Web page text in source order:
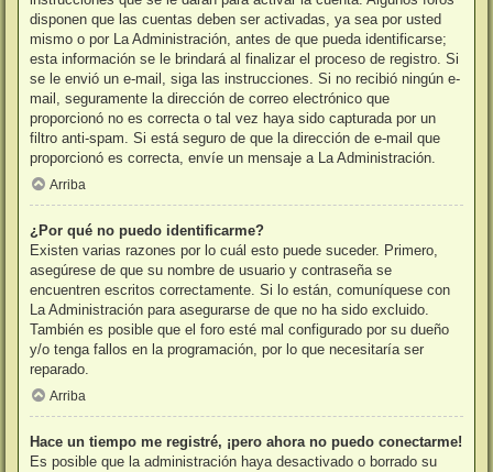
disponen que las cuentas deben ser activadas, ya sea por usted
mismo o por La Administración, antes de que pueda identificarse;
esta información se le brindará al finalizar el proceso de registro. Si
se le envió un e-mail, siga las instrucciones. Si no recibió ningún e-
mail, seguramente la dirección de correo electrónico que
proporcionó no es correcta o tal vez haya sido capturada por un
filtro anti-spam. Si está seguro de que la dirección de e-mail que
proporcionó es correcta, envíe un mensaje a La Administración.
Arriba
¿Por qué no puedo identificarme?
Existen varias razones por lo cuál esto puede suceder. Primero,
asegúrese de que su nombre de usuario y contraseña se
encuentren escritos correctamente. Si lo están, comuníquese con
La Administración para asegurarse de que no ha sido excluido.
También es posible que el foro esté mal configurado por su dueño
y/o tenga fallos en la programación, por lo que necesitaría ser
reparado.
Arriba
Hace un tiempo me registré, ¡pero ahora no puedo conectarme!
Es posible que la administración haya desactivado o borrado su